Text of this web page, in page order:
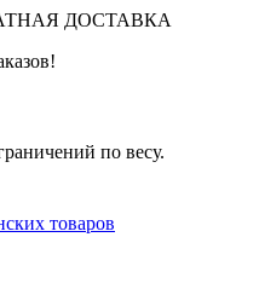
ДОСТАВКА
по весу.